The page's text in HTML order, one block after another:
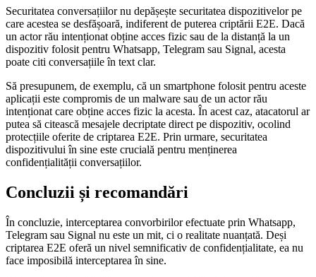
Securitatea conversațiilor nu depășește securitatea dispozitivelor pe
care acestea se desfășoară, indiferent de puterea criptării E2E. Dacă
un actor rău intenționat obține acces fizic sau de la distanță la un
dispozitiv folosit pentru Whatsapp, Telegram sau Signal, acesta
poate citi conversațiile în text clar.
Să presupunem, de exemplu, că un smartphone folosit pentru aceste
aplicații este compromis de un malware sau de un actor rău
intenționat care obține acces fizic la acesta. În acest caz, atacatorul ar
putea să citească mesajele decriptate direct pe dispozitiv, ocolind
protecțiile oferite de criptarea E2E. Prin urmare, securitatea
dispozitivului în sine este crucială pentru menținerea
confidențialității conversațiilor.
Concluzii și recomandări
În concluzie, interceptarea convorbirilor efectuate prin Whatsapp,
Telegram sau Signal nu este un mit, ci o realitate nuanțată. Deși
criptarea E2E oferă un nivel semnificativ de confidențialitate, ea nu
face imposibilă interceptarea în sine.